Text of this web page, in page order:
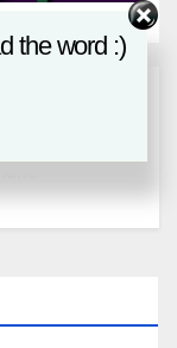
the word :)